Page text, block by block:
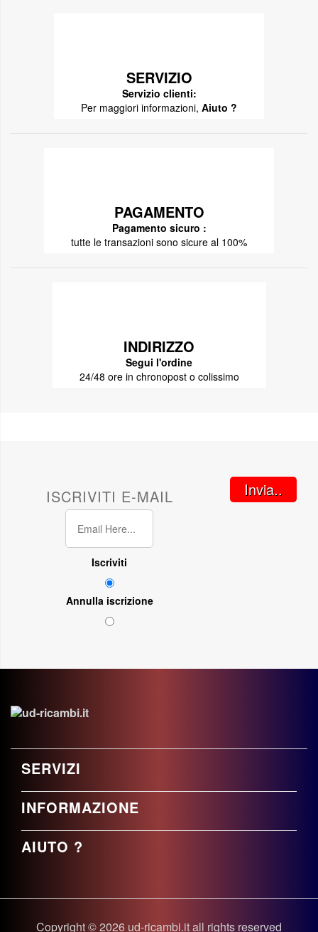
SERVIZIO
Servizio clienti:
Per maggiori informazioni, Aiuto ?
PAGAMENTO
Pagamento sicuro :
tutte le transazioni sono sicure al 100%
INDIRIZZO
Segui l'ordine
24/48 ore in chronopost o colissimo
ISCRIVITI E-MAIL
Iscriviti
Annulla iscrizione
Invia..
SERVIZI
INFORMAZIONE
AIUTO ?
Copyright © 2026 ud-ricambi.it all rights reserved